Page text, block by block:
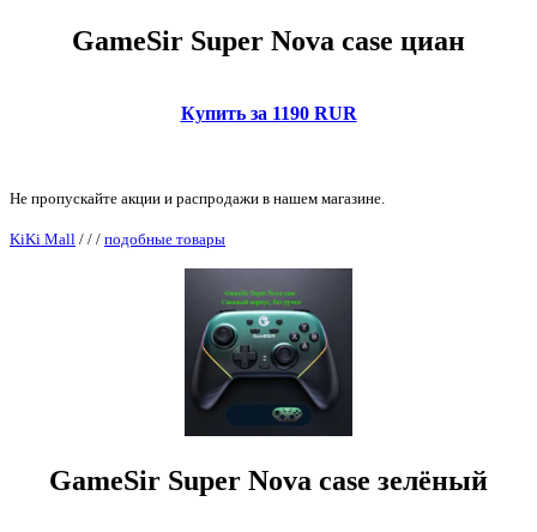
GameSir Super Nova case циан
Купить за 1190 RUR
Не пропускайте акции и распродажи в нашем магазине.
KiKi Mall / / / подобные товары
GameSir Super Nova case зелёный